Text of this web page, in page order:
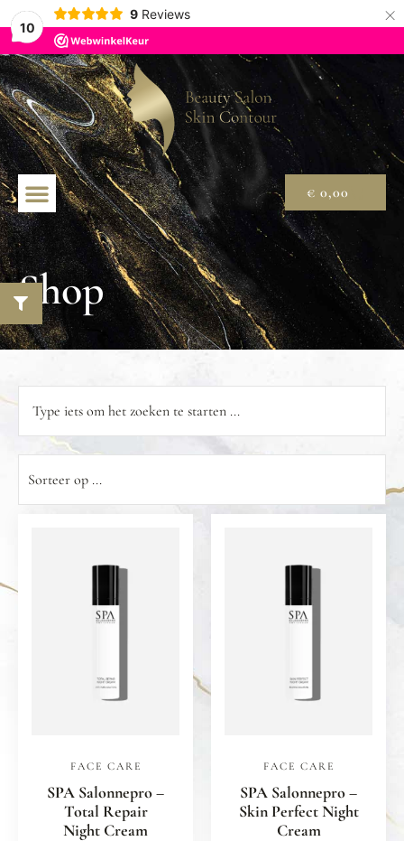
10
9 Reviews ×
€ 0,00
Shop
FACE CARE
SPA Salonnepro –
Total Repair
Night Cream
FACE CARE
SPA Salonnepro –
Skin Perfect Night
Cream